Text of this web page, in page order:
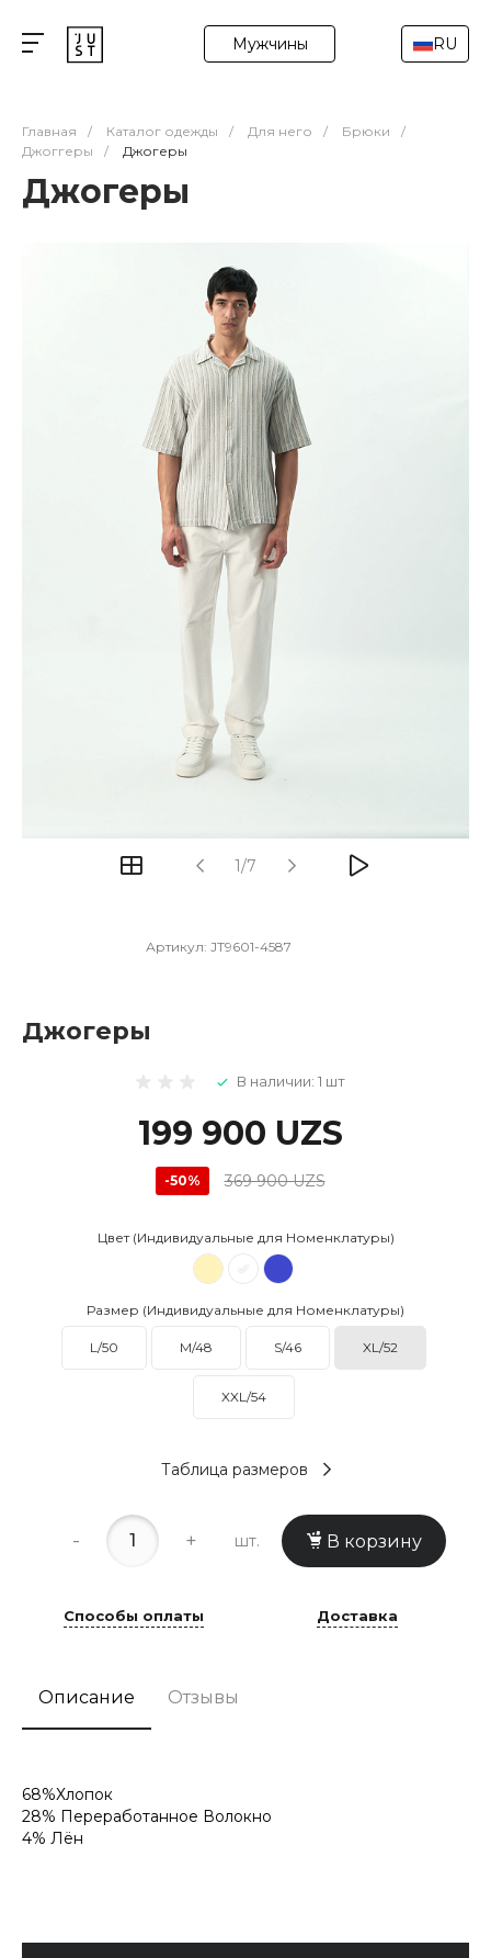
Мужчины RU
Главная / Каталог одежды / Для него / Брюки
/
Джоггеры
/ Джогеры
Джогеры
1/7
Артикул: JT9601-4587
Джогеры
В наличии: 1 шт
199 900 UZS
-50% 369 900 UZS
Цвет (Индивидуальные для Номенклатуры)
Размер (Индивидуальные для Номенклатуры)
L/50 M/48 S/46 XL/52
XXL/54
Таблица размеров
- + шт. В корзину
Способы оплаты Доставка
Описание Отзывы
68%Хлопок
28% Переработанное Волокно
4% Лён